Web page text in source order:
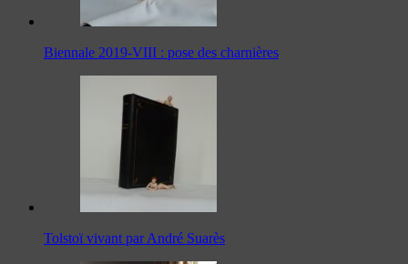
Biennale 2019-VIII : pose des charnières
Tolstoï vivant par André Suarès